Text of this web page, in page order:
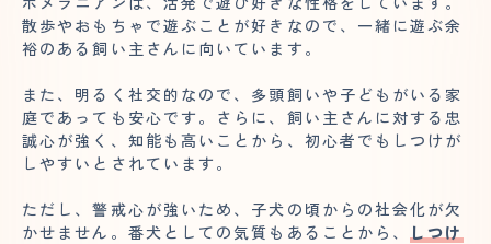
散歩やおもちゃで遊ぶことが好きなので、一緒に遊ぶ余
裕のある飼い主さんに向いています。
また、明るく社交的なので、多頭飼いや子どもがいる家
庭であっても安心です。さらに、飼い主さんに対する忠
誠心が強く、知能も高いことから、初心者でもしつけが
しやすいとされています。
ただし、警戒心が強いため、子犬の頃からの社会化が欠
かせません。番犬としての気質もあることから、
しつけ